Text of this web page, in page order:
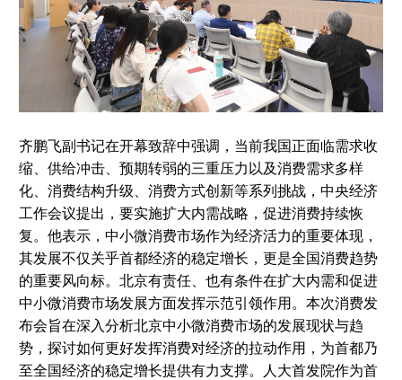
齐鹏飞副书记在开幕致辞中强调，当前我国正面临需求收
缩、供给冲击、预期转弱的三重压力以及消费需求多样
化、消费结构升级、消费方式创新等系列挑战，中央经济
工作会议提出，要实施扩大内需战略，促进消费持续恢
复。他表示，中小微消费市场作为经济活力的重要体现，
其发展不仅关乎首都经济的稳定增长，更是全国消费趋势
的重要风向标。北京有责任、也有条件在扩大内需和促进
中小微消费市场发展方面发挥示范引领作用。本次消费发
布会旨在深入分析北京中小微消费市场的发展现状与趋
势，探讨如何更好发挥消费对经济的拉动作用，为首都乃
至全国经济的稳定增长提供有力支撑。人大首发院作为首